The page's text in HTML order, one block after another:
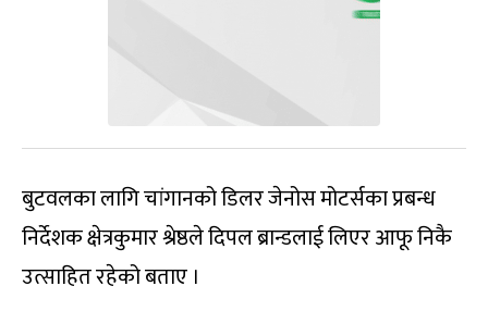
बुटवलका लागि चांगानको डिलर जेनोस मोटर्सका प्रबन्ध
निर्देशक क्षेत्रकुमार श्रेष्ठले दिपल ब्रान्डलाई लिएर आफू निकै
उत्साहित रहेको बताए ।